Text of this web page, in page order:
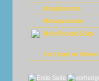
Imaginaerum
Mittagsstunde
Mein Freund Salty
Ein Engel im Winter